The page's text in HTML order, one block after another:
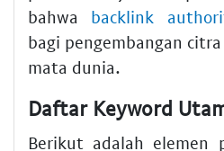
bahwa backlink
bagi pengembangan
mata dunia.
Daftar Keyword
Berikut adalah elemen